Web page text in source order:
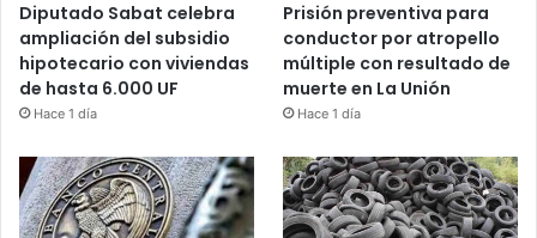
Diputado Sabat celebra
ampliación del subsidio
hipotecario con viviendas
de hasta 6.000 UF
Hace 1 día
Prisión preventiva para
conductor por atropello
múltiple con resultado de
muerte en La Unión
Hace 1 día